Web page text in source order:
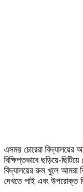
এসময় চোরেরা বিদ্যালয়ের
বিক্ষিপ্তভাবে ছড়িয়ে-
বিদ্যালয়ের রুম খুলে আমরা
দেখতে পাই এবং উপরোক্ত